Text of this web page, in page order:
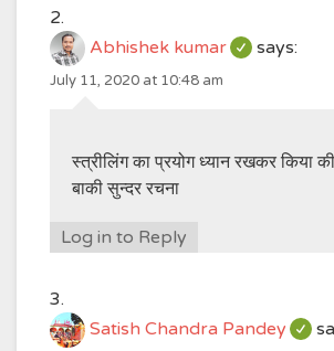
Abhishek kumar says:
July 11, 2020 at 10:48 am
स्त्रीलिंग का प्रयोग ध्यान रखकर किया
बाकी सुन्दर रचना
Log in to Reply
Satish Chandra Pandey